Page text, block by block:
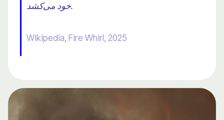
خود می‌کشد.
Wikipedia, Fire Whirl, 2025